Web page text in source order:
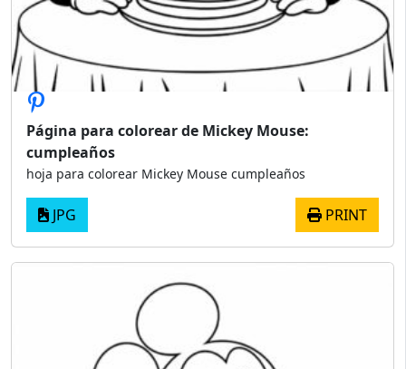
Página para colorear de Mickey Mouse:
cumpleaños
hoja para colorear Mickey Mouse cumpleaños
JPG PRINT